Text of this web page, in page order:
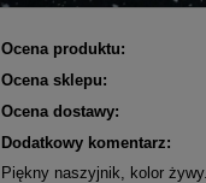
Ocena produktu:
Ocena sklepu:
Ocena dostawy:
Dodatkowy komentarz:
Piękny naszyjnik, kolor żywy.